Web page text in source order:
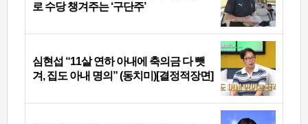
로 수당 챙겨주는 ‘구단주’
심현섭 “11살 연하 아내에 축의금 다 뺏
겨, 집도 아내 명의” (동치미)[결정적장면]